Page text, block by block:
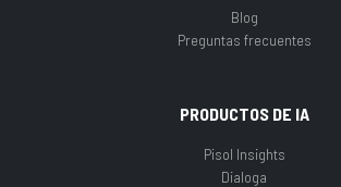
Blog
Preguntas frecuentes
PRODUCTOS DE IA
Pisol Insights
Dialoga